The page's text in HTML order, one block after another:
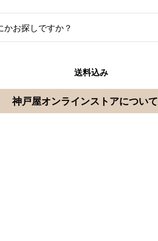
送料込み
神戸屋オンラインストアについて